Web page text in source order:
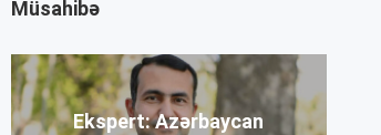
Müsahibə
Ekspert: Azərbaycan